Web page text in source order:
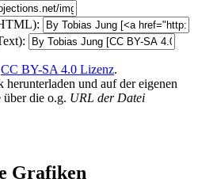
CC BY-SA 4.0 Lizenz.
und auf der eigenen
über die o.g. URL der Datei
Grafiken